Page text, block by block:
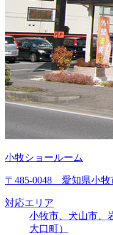
小牧ショールーム
〒485-0048 愛知県小牧
対応エリア
小牧市、犬山市、
大口町）